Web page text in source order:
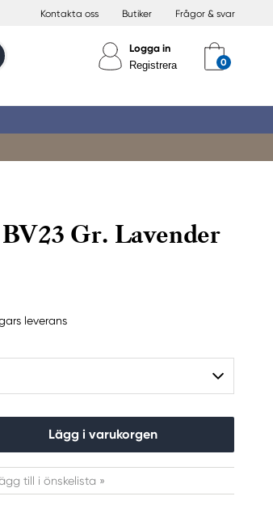
Kontakta oss Butiker Frågor & svar
Logga in
Registrera
Gr. Lavender
leverans
Lägg i varukorgen
till i önskelista »